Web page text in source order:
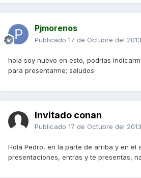
Pjmorenos
Publicado 17 de Octubre del 2013
hola soy nuevo en esto, podrias
para presentarme; saludos
Invitado conan
Publicado 17 de Octubre del 2013
Hola Pedro, en la parte de arriba y en el
presentaciones, entras y te presentas,